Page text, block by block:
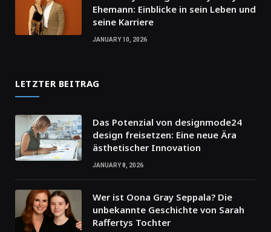
Ehemann: Einblicke in sein Leben und
seine Karriere
JANUARY 10, 2026
LETZTER BEITRAG
Das Potenzial von designmode24
design freisetzen: Eine neue Ära
ästhetischer Innovation
JANUARY 8, 2026
Wer ist Oona Gray Seppala? Die
unbekannte Geschichte von Sarah
Raffertys Tochter